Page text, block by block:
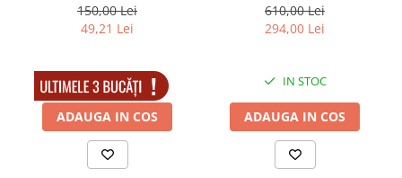
150,00 Lei
49,21 Lei
IN STOC
ADAUGA IN COS
teaca inclusa
610,00 Lei
294,00 Lei
IN STOC
ADAUGA IN COS